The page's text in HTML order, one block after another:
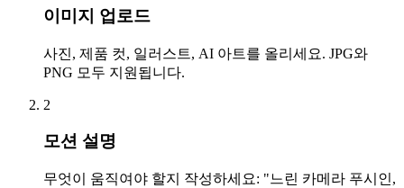
이미지 업로드
사진, 제품 컷, 일러스트, AI 아트를 올리세요. JPG와
PNG 모두 지원됩니다.
2
모션 설명
무엇이 움직여야 할지 작성하세요: "느린 카메라 푸시인,